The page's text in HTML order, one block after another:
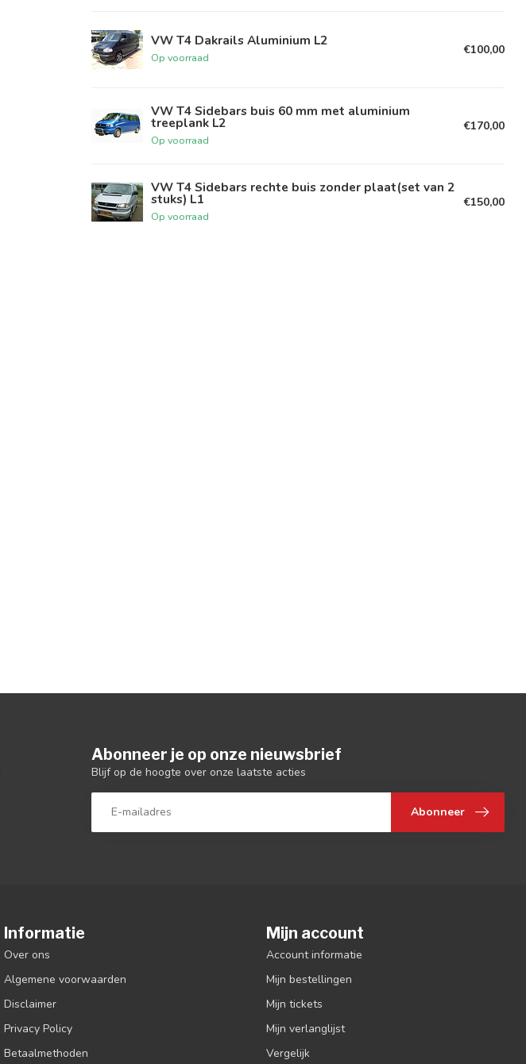
VW T4 Dakrails Aluminium L2
Op voorraad
€100,00
VW T4 Sidebars buis 60 mm met aluminium
treeplank L2
Op voorraad
€170,00
VW T4 Sidebars rechte buis zonder plaat(set van 2
stuks) L1
Op voorraad
€150,00
Abonneer je op onze nieuwsbrief
Blijf op de hoogte over onze laatste acties
Abonneer
Informatie
Over ons
Algemene voorwaarden
Disclaimer
Privacy Policy
Betaalmethoden
Mijn account
Account informatie
Mijn bestellingen
Mijn tickets
Mijn verlanglijst
Vergelijk